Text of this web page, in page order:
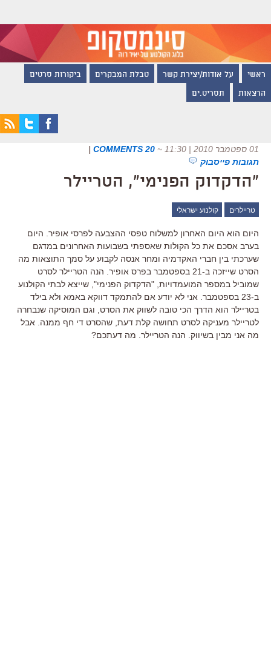
ראשי על אודות/יצירת קשר טבלת המבקרים ביקורות סרטים
הרצאות תסריט.ים
01 ספטמבר 2010 | 11:30 ~
20 COMMENTS
|
תגובות פייסבוק
"הדקדוק הפנימי", הטריילר
טריילרים קולנוע ישראלי
היום הוא היום האחרון למשלוח טפסי ההצבעה לפרסי אופיר. היום
בערב אסכם את כל הקולות שאספתי בשבועות האחרונים במדגם
שערכתי בין חברי האקדמיה ומחר אנסה לקבוע על סמך התוצאות מה
הסרט שייזכה ב-21 בספטמבר בפרס אופיר. הנה הטריילר לסרט
שמוביל במספר המועמדויות, "הדקדוק הפנימי", שייצא לבתי הקולנוע
ב-23 בספטמבר. אני לא יודע אם להתמקד דווקא באמא ולא בילד
בטריילר הוא הדרך הכי טובה לשווק את הסרט, וגם המוסיקה שנבחרה
לטריילר מעניקה לסרט תחושה קלת דעת, שהסרט די חף ממנה. אבל
מה אני מבין בשיווק. הנה הטריילר. מה דעתכם?